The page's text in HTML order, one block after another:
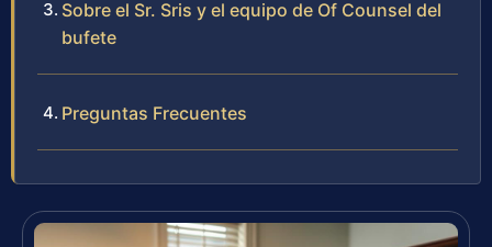
Sobre el Sr. Sris y el equipo de Of Counsel del
bufete
Preguntas Frecuentes